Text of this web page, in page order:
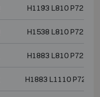
H1193 L810 P725
H1538 L810 P725
H1883 L810 P725
H1883 L1110 P725